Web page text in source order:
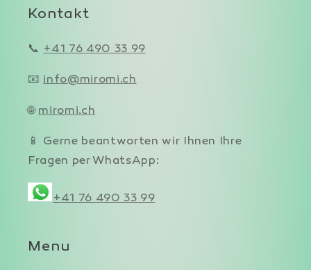
Kontakt
📞 +41 76 490 33 99
📧info@miromi.ch
🌐 miromi.ch
📱 Gerne beantworten wir Ihnen Ihre
Fragen per WhatsApp:
+41 76 490 33 99
Menu